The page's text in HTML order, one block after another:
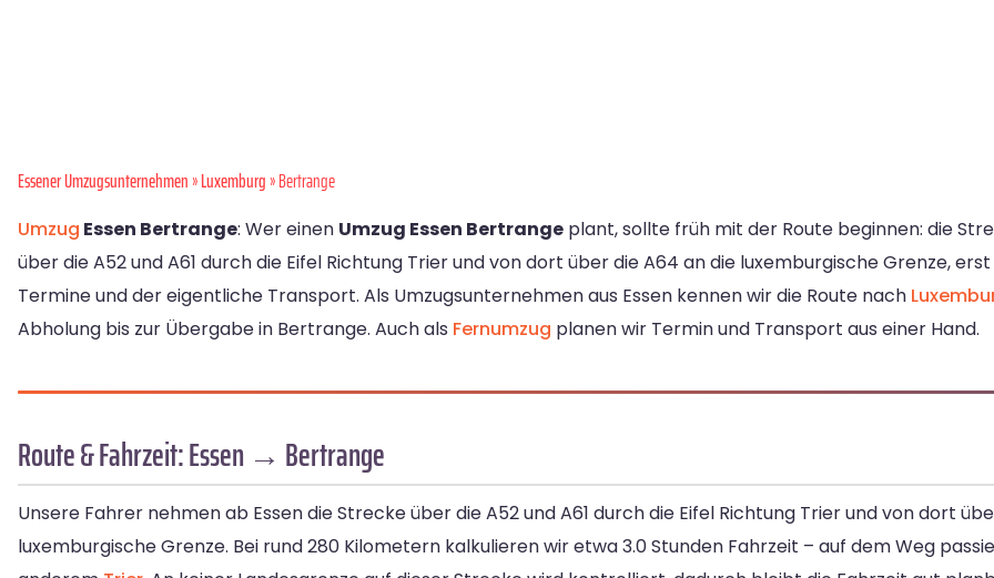
Essener Umzugsunternehmen»Luxemburg» Bertrange
Umzug Essen Bertrange: Wer einen Umzug Essen Bertrange plant, sollte früh mit der Route beginnen: die
über die A52 und A61 durch die Eifel Richtung Trier und von dort über die A64 an die luxemburgische Grenze,
Termine und der eigentliche Transport. Als Umzugsunternehmen aus Essen kennen wir die Route nach
Abholung bis zur Übergabe in Bertrange. Auch als Fernumzug planen wir Termin und Transport aus einer Hand.
Route & Fahrzeit: Essen → Bertrange
Unsere Fahrer nehmen ab Essen die Strecke über die A52 und A61 durch die Eifel Richtung Trier und von dort
luxemburgische Grenze. Bei rund 280 Kilometern kalkulieren wir etwa 3.0 Stunden Fahrzeit – auf dem Weg